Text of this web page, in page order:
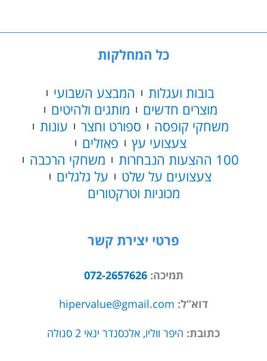
כל המחלקות
בובות ועגלות
המבצע השבועי
מוצרים חדשים
מותגים ולהיטים
משחקי קופסה
ספורט וחצר
עונות
צעצועי עץ
פאזלים
100 ההצעות הנבחרות
משחקי הרכבה
צעצועים על שלט
על גלגלים
מכוניות וטרקטורים
פרטי יצירת קשר
תמיכה:072-2657626
דוא”ל: hipervalue@gmail.com
כתובת: היפר ווליו, אלכסנדר ינאי 2 סגולה